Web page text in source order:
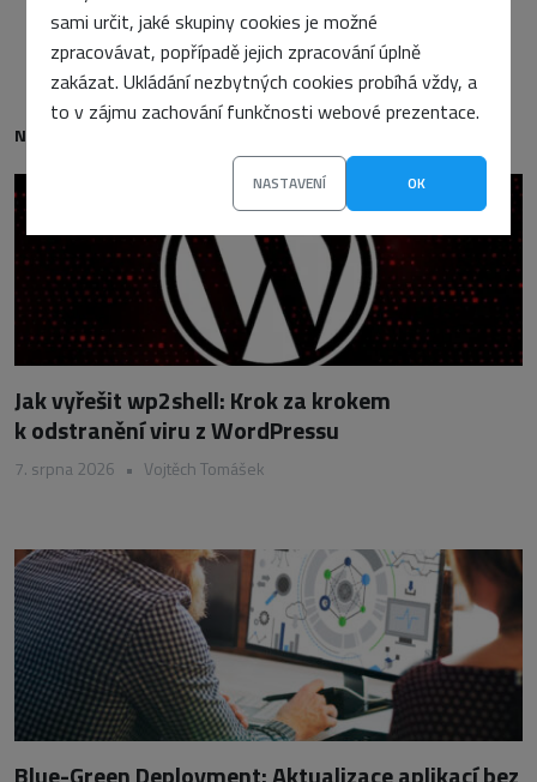
sami určit, jaké skupiny cookies je možné
zpracovávat, popřípadě jejich zpracování úplně
zakázat. Ukládání nezbytných cookies probíhá vždy, a
to v zájmu zachování funkčnosti webové prezentace.
NASTAVENÍ OK
NEJNOVĚJŠÍ
Jak vyřešit wp2shell: Krok za krokem
k odstranění viru z WordPressu
7. srpna 2026 • Vojtěch Tomášek